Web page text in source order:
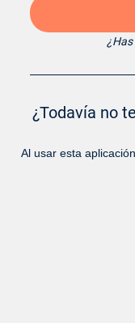
¿Todavía no
Al usar esta